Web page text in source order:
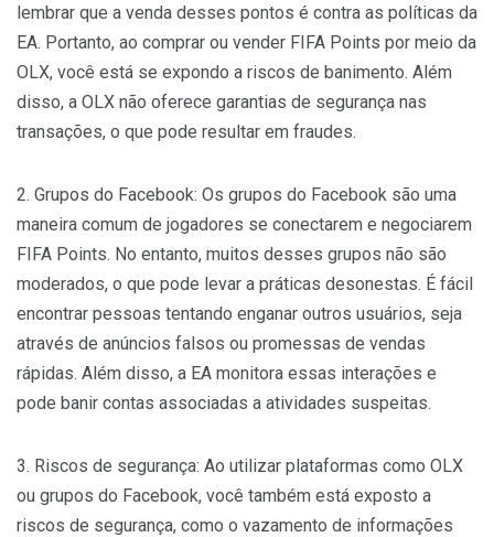
lembrar que a venda desses pontos é contra as políticas da
EA. Portanto, ao comprar ou vender FIFA Points por meio da
OLX, você está se expondo a riscos de banimento. Além
disso, a OLX não oferece garantias de segurança nas
transações, o que pode resultar em fraudes.
2. Grupos do Facebook: Os grupos do Facebook são uma
maneira comum de jogadores se conectarem e negociarem
FIFA Points. No entanto, muitos desses grupos não são
moderados, o que pode levar a práticas desonestas. É fácil
encontrar pessoas tentando enganar outros usuários, seja
através de anúncios falsos ou promessas de vendas
rápidas. Além disso, a EA monitora essas interações e
pode banir contas associadas a atividades suspeitas.
3. Riscos de segurança: Ao utilizar plataformas como OLX
ou grupos do Facebook, você também está exposto a
riscos de segurança, como o vazamento de informações